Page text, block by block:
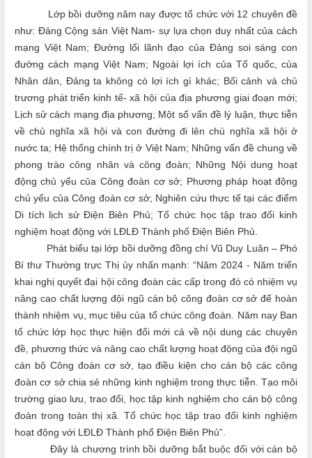
Lớp bồi dưỡng năm nay được tổ chức với 12 chuyên đề
như: Đảng Cộng sản Việt Nam- sự lựa chọn duy nhất của cách
mạng Việt Nam; Đường lối lãnh đạo của Đảng soi sáng con
đường cách mạng Việt Nam; Ngoài lợi ích của Tổ quốc, của
Nhân dân, Đảng ta không có lợi ích gì khác; Bối cảnh và chủ
trương phát triển kinh tế- xã hội của địa phương giai đoạn mới;
Lịch sử cách mạng địa phương; Một số vấn đề lý luận, thực tiễn
về chủ nghĩa xã hội và con đường đi lên chủ nghĩa xã hội ở
nước ta; Hệ thống chính trị ở Việt Nam; Những vấn đề chung về
phong trào công nhân và công đoàn; Những Nội dung hoạt
động chủ yếu của Công đoàn cơ sở; Phương pháp hoạt động
chủ yếu của Công đoàn cơ sở; Nghiên cứu thực tế tại các điểm
Di tích lịch sử Điện Biên Phủ; Tổ chức học tập trao đổi kinh
nghiệm hoạt động với LĐLĐ Thành phố Điện Biên Phủ.
Phát biểu tại lớp bồi dưỡng đồng chí Vũ Duy Luân – Phó
Bí thư Thường trực Thị ủy nhấn mạnh: “Năm 2024 - Năm triển
khai nghị quyết đại hội công đoàn các cấp trong đó có nhiệm vụ
nâng cao chất lượng đội ngũ cán bộ công đoàn cơ sở để hoàn
thành nhiệm vụ, mục tiêu của tổ chức công đoàn. Năm nay Ban
tổ chức lớp học thực hiện đổi mới cả về nội dung các chuyên
đề, phương thức và nâng cao chất lượng hoạt động của đội ngũ
cán bộ Công đoàn cơ sở, tạo điều kiện cho cán bộ các công
đoàn cơ sở chia sẻ những kinh nghiệm trong thực tiễn. Tạo môi
trường giao lưu, trao đổi, học tập kinh nghiệm cho cán bộ công
đoàn trong toàn thị xã. Tổ chức học tập trao đổi kinh nghiệm
hoạt động với LĐLĐ Thành phố Điện Biên Phủ”.
Đây là chương trình bồi dưỡng bắt buộc đối với cán bộ